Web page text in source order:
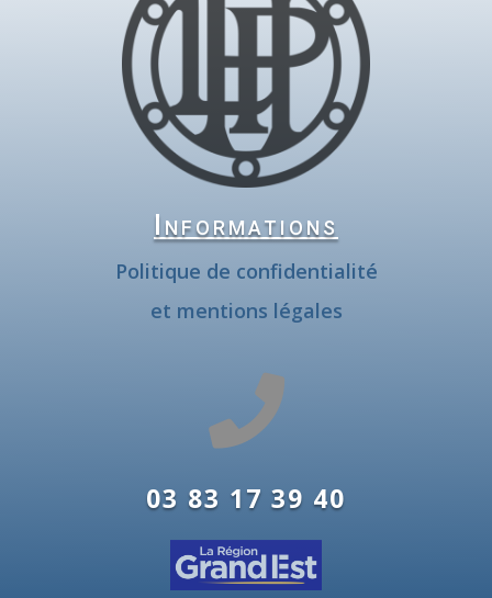
Informations
Politique de confidentialité
et mentions légales

03 83 17 39 40